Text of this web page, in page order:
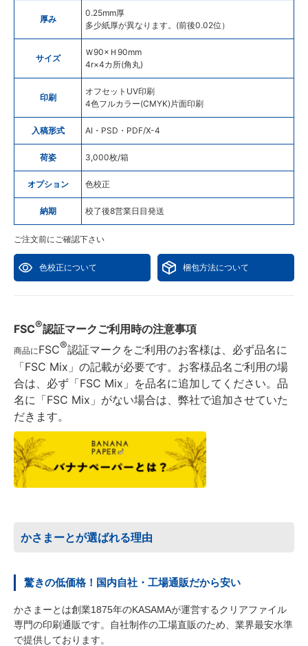
厚み
0.25mm厚
多少紙厚が異なります。(前後0.02位）
サイズ
Ｗ90×Ｈ90mm
4r×4カ所(角丸)
印刷
オフセットUV印刷
4色フルカラー(CMYK)片面印刷
入稿形式 AI・PSD・PDF/X-4
荷姿 3,000枚/箱
オプション 色校正
納期 校了後8営業日目発送
ご注文前にご確認下さい
色校正について 梱包方法について
FSC®認証マークご利用時の注意事項
商品にFSC®認証マークをご利用のお客様は、必ず品名に
「FSC Mix」の記載が必要です。お客様品名ご利用の場
合は、必ず「FSC Mix」を品名に追加してください。品
名に「FSC Mix」がない場合は、弊社で追加させていた
だきます。
かさまーとが選ばれる理由
驚きの低価格！国内自社・工場通販だから安い
かさまーとは創業1875年のKASAMAが運営するクリアファイル
専門の印刷通販です。自社制作の工場直販のため、業界最安水準
で提供しております。